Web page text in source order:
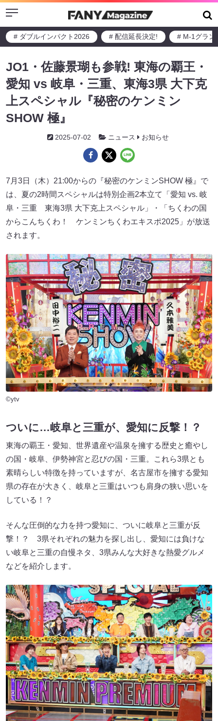
Menu
# ダブルインパクト2026 # 配信延長決定! # M-1グラン
JO1・佐藤景瑚も参戦! 東海の覇王・
愛知 vs 岐阜・三重、東海3県 大下克
上スペシャル『秘密のケンミン
SHOW 極』
2025-07-02 ニュース お知らせ
7月3日（木）21:00からの『秘密のケンミンSHOW 極』で
は、夏の2時間スペシャルは特別企画2本立て「愛知 vs. 岐
阜・三重 東海3県 大下克上スペシャル」・「ちくわの国
からこんちくわ！ ケンミンちくわエキスポ2025」が放送
されます。
©ytv
ついに…岐阜と三重が、愛知に反撃！？
東海の覇王・愛知、世界遺産や温泉を擁する歴史と癒やし
の国・岐阜、伊勢神宮と忍びの国・三重。これら3県とも
素晴らしい特徴を持っていますが、名古屋市を擁する愛知
県の存在が大きく、岐阜と三重はいつも肩身の狭い思いを
している！？
そんな圧倒的な力を持つ愛知に、ついに岐阜と三重が反
撃！？ 3県それぞれの魅力を探し出し、愛知には負けな
い岐阜と三重の自慢ネタ、3県みんな大好きな熱愛グルメ
などを紹介します。